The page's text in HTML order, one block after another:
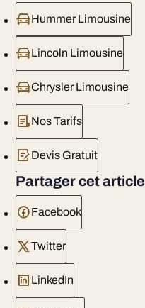
Hummer Limousine
Lincoln Limousine
Chrysler Limousine
Nos Tarifs
Devis Gratuit
Partager cet article
Facebook
Twitter
LinkedIn